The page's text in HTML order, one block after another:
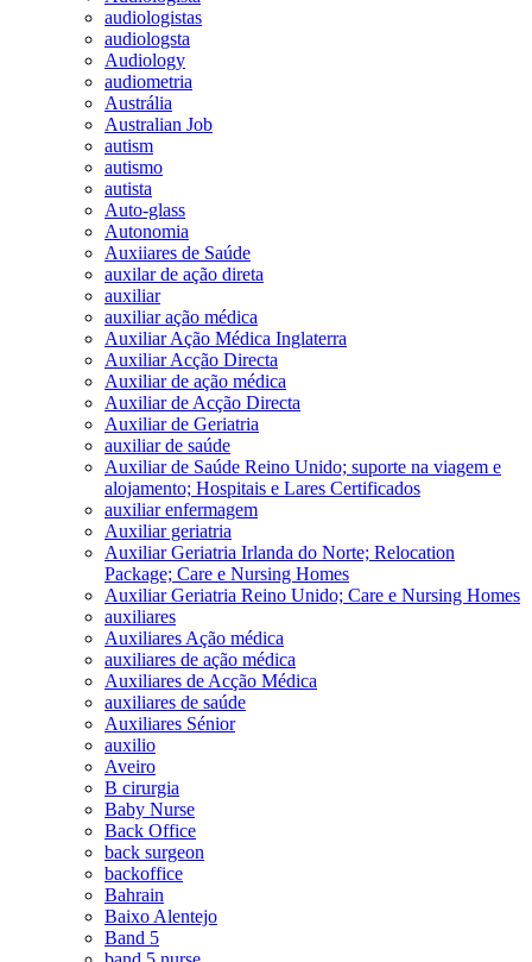
audiologistas
audiologsta
Audiology
audiometria
Austrália
Australian Job
autism
autismo
autista
Auto-glass
Autonomia
Auxiiares de Saúde
auxilar de ação direta
auxiliar
auxiliar ação médica
Auxiliar Ação Médica Inglaterra
Auxiliar Acção Directa
Auxiliar de ação médica
Auxiliar de Acção Directa
Auxiliar de Geriatria
auxiliar de saúde
Auxiliar de Saúde Reino Unido; suporte na viagem e
alojamento; Hospitais e Lares Certificados
auxiliar enfermagem
Auxiliar geriatria
Auxiliar Geriatria Irlanda do Norte; Relocation
Package; Care e Nursing Homes
Auxiliar Geriatria Reino Unido; Care e Nursing Homes
auxiliares
Auxiliares Ação médica
auxiliares de ação médica
Auxiliares de Acção Médica
auxiliares de saúde
Auxiliares Sénior
auxilio
Aveiro
B cirurgia
Baby Nurse
Back Office
back surgeon
backoffice
Bahrain
Baixo Alentejo
Band 5